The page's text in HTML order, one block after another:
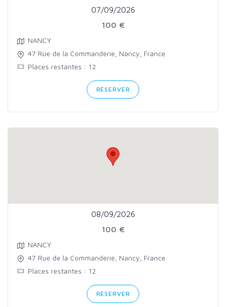
07/09/2026
100 €
NANCY
47 Rue de la Commanderie, Nancy, France
Places restantes : 12
RÉSERVER
08/09/2026
100 €
NANCY
47 Rue de la Commanderie, Nancy, France
Places restantes : 12
RÉSERVER